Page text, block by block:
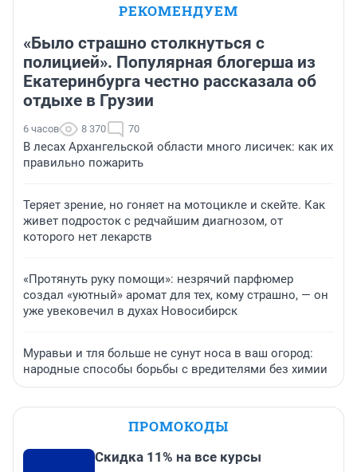
РЕКОМЕНДУЕМ
«Было страшно столкнуться с
полицией». Популярная блогерша из
Екатеринбурга честно рассказала об
отдыхе в Грузии
6 часов 8 370 70
В лесах Архангельской области много лисичек: как их
правильно пожарить
Теряет зрение, но гоняет на мотоцикле и скейте. Как
живет подросток с редчайшим диагнозом, от
которого нет лекарств
«Протянуть руку помощи»: незрячий парфюмер
создал «уютный» аромат для тех, кому страшно, — он
уже увековечил в духах Новосибирск
Муравьи и тля больше не сунут носа в ваш огород:
народные способы борьбы с вредителями без химии
ПРОМОКОДЫ
Скидка 11% на все курсы